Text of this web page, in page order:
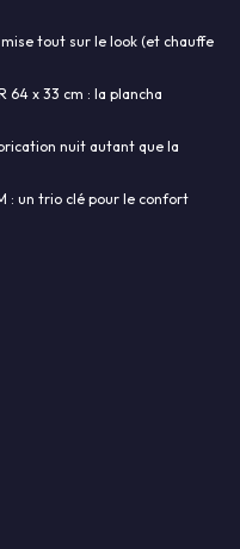
mise tout sur le look (et chauffe
64 x 33 cm : la plancha
nuit autant que la
: un trio clé pour le confort